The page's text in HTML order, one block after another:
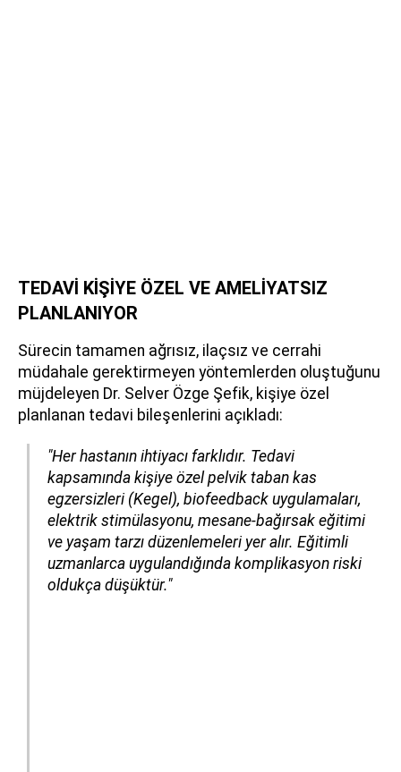
TEDAVİ KİŞİYE ÖZEL VE AMELİYATSIZ
PLANLANIYOR
Sürecin tamamen ağrısız, ilaçsız ve cerrahi
müdahale gerektirmeyen yöntemlerden oluştuğunu
müjdeleyen Dr. Selver Özge Şefik, kişiye özel
planlanan tedavi bileşenlerini açıkladı:
"Her hastanın ihtiyacı farklıdır. Tedavi
kapsamında kişiye özel pelvik taban kas
egzersizleri (Kegel), biofeedback uygulamaları,
elektrik stimülasyonu, mesane-bağırsak eğitimi
ve yaşam tarzı düzenlemeleri yer alır. Eğitimli
uzmanlarca uygulandığında komplikasyon riski
oldukça düşüktür."